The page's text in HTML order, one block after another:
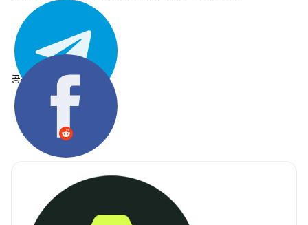
공유하기: